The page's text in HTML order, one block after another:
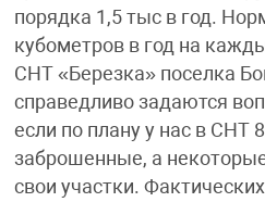
порядка 1,5 тыс в год.
кубометров в год на
СНТ «Березка» поселка
справедливо задаются
если по плану у нас в СНТ
заброшенные, а
свои участки.